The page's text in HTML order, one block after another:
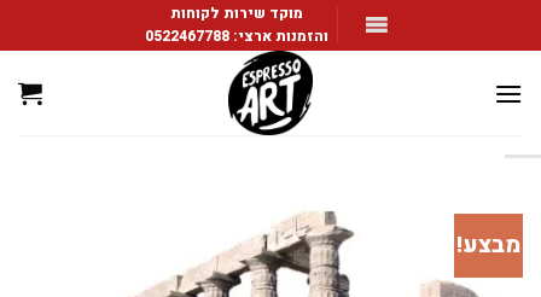
to
מוקד שירות לקוחות
והזמנות ארצי:0522467788
מבצע!